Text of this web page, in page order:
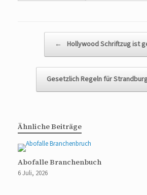
← Hollywood Schriftzug ist
Gesetzlich Regeln für
Ähnliche Beiträge
Abofalle Branchenbuch
6 Juli, 2026